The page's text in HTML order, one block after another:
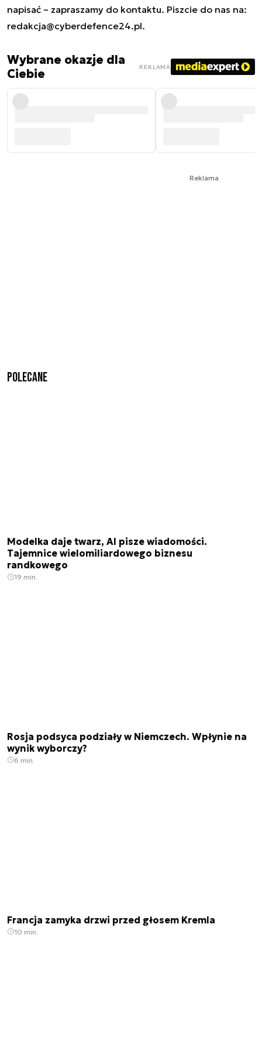
napisać – zapraszamy do kontaktu. Piszcie do nas na:
redakcja@cyberdefence24.pl.
Wybrane okazje dla
Ciebie
REKLAMA
Reklama
Polecane
Modelka daje twarz, AI pisze wiadomości.
Tajemnice wielomiliardowego biznesu
randkowego
19 min.
Rosja podsyca podziały w Niemczech. Wpłynie na
wynik wyborczy?
6 min.
Francja zamyka drzwi przed głosem Kremla
10 min.